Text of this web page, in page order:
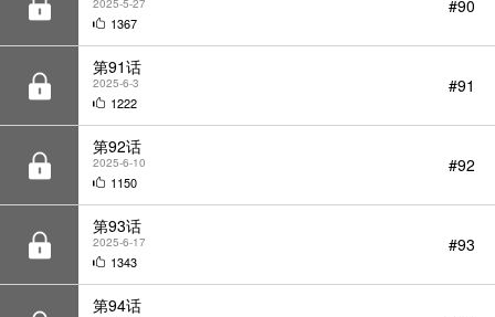
1222
第92话
2025-6-10
1150
第93话
2025-6-17
1343
第94话
2025-7-1
1211
第95话
2025-7-8